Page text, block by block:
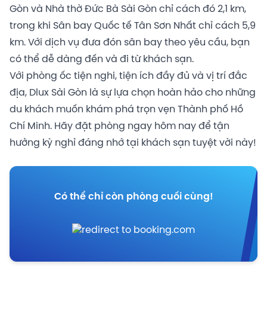
Gòn và Nhà thờ Đức Bà Sài Gòn chỉ cách đó 2,1 km,
trong khi Sân bay Quốc tế Tân Sơn Nhất chỉ cách 5,9
km. Với dịch vụ đưa đón sân bay theo yêu cầu, bạn
có thể dễ dàng đến và đi từ khách sạn.
Với phòng ốc tiện nghi, tiện ích đầy đủ và vị trí đắc
địa, Dlux Sài Gòn là sự lựa chọn hoàn hảo cho những
du khách muốn khám phá trọn vẹn Thành phố Hồ
Chí Minh. Hãy đặt phòng ngay hôm nay để tận
hưởng kỳ nghỉ đáng nhớ tại khách sạn tuyệt vời này!
Có thể chỉ còn phòng cuối cùng!